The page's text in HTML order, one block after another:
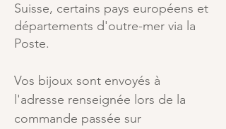
Suisse, certains pays européens et
départements d'outre-mer via la
Poste.
Vos bijoux sont envoyés à
l'adresse renseignée lors de la
commande passée sur